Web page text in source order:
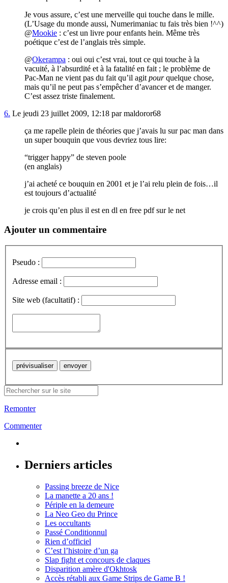
Je vous assure, c’est une merveille qui touche dans le mille.
(L’Usage du monde aussi, Numerimaniac tu fais très bien !^^)
@Mookie : c’est un livre pour enfants hein. Même très
poétique c’est de l’anglais très simple.
@Okerampa : oui oui c’est vrai, tout ce qui touche à la
vacuité, à l’absurdité et à la fatalité en fait ; le problème de
Pac-Man ne vient pas du fait qu’il agit pourquelque chose,
mais qu’il ne peut pas s’empêcher d’avancer et de manger.
C’est assez triste finalement.
6. Le jeudi 23 juillet 2009, 12:18 par maldoror68
ça me rapelle plein de théories que j’avais lu sur pac man dans
un super bouquin que vous devriez tous lire:
“trigger happy” de steven poole
(en anglais)
j’ai acheté ce bouquin en 2001 et je l’ai relu plein de fois…il
est toujours d’actualité
je crois qu’en plus il est en dl en free pdf sur le net
Ajouter un commentaire
Pseudo :
Adresse email :
Site web (facultatif) :
Remonter
Commenter
Derniers articles
Passing breeze de Nice
La manette a 20 ans !
Périple en la demeure
La Neo Geo du Prince
Les occultants
Passé Conditionnul
Rien d’officiel
C’est l’histoire d’un ga
Slap fight et concours de claques
Disparition amère d'Okhtosk
Accès rétabli aux Game Strips de Game B !